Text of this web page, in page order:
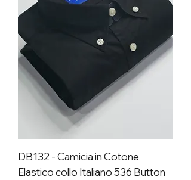
DB132 - Camicia in Cotone
Elastico collo Italiano 536 Button